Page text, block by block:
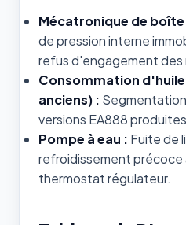
Mécatronique de boîte
de pression interne
refus d'engagement des
Consommation d'huile
anciens) :
versions EA888
Pompe à eau : Fuite de
refroidissement précoce
thermostat régulateur.